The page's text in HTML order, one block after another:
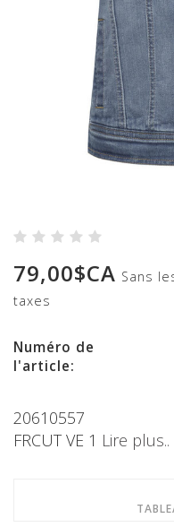
79,00$CA Sans
taxes
Numéro de
l'article:
20610557
FRCUT VE 1 Lire plus..